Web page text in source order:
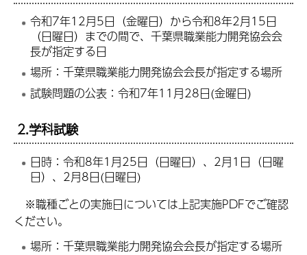
令和7年12月5日（金曜日）から令和8年2月15日
（日曜日）までの間で、千葉県職業能力開発協会会
長が指定する日
場所：千葉県職業能力開発協会会長が指定する場所
試験問題の公表：令和7年11月28日(金曜日)
2.学科試験
日時：令和8年1月25日（日曜日）、2月1日（日曜
日）、2月8日(日曜日)
※職種ごとの実施日については上記実施PDFでご確認
ください。
場所：千葉県職業能力開発協会会長が指定する場所